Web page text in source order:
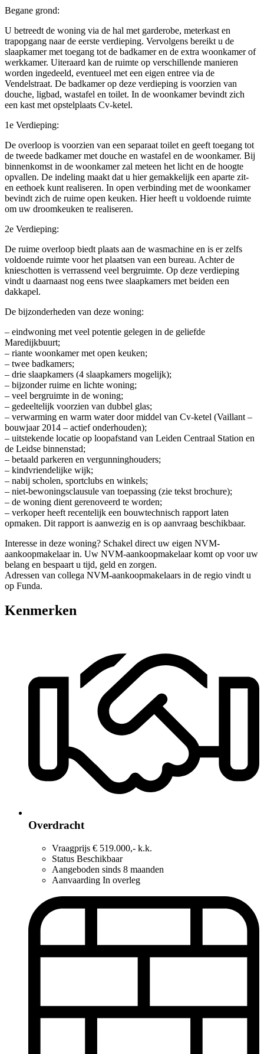
Begane grond:
U betreedt de woning via de hal met garderobe, meterkast en
trapopgang naar de eerste verdieping. Vervolgens bereikt u de
slaapkamer met toegang tot de badkamer en de extra woonkamer of
werkkamer. Uiteraard kan de ruimte op verschillende manieren
worden ingedeeld, eventueel met een eigen entree via de
Vendelstraat. De badkamer op deze verdieping is voorzien van
douche, ligbad, wastafel en toilet. In de woonkamer bevindt zich
een kast met opstelplaats Cv-ketel.
1e Verdieping:
De overloop is voorzien van een separaat toilet en geeft toegang tot
de tweede badkamer met douche en wastafel en de woonkamer. Bij
binnenkomst in de woonkamer zal meteen het licht en de hoogte
opvallen. De indeling maakt dat u hier gemakkelijk een aparte zit-
en eethoek kunt realiseren. In open verbinding met de woonkamer
bevindt zich de ruime open keuken. Hier heeft u voldoende ruimte
om uw droomkeuken te realiseren.
2e Verdieping:
De ruime overloop biedt plaats aan de wasmachine en is er zelfs
voldoende ruimte voor het plaatsen van een bureau. Achter de
knieschotten is verrassend veel bergruimte. Op deze verdieping
vindt u daarnaast nog eens twee slaapkamers met beiden een
dakkapel.
De bijzonderheden van deze woning:
– eindwoning met veel potentie gelegen in de geliefde
Maredijkbuurt;
– riante woonkamer met open keuken;
– twee badkamers;
– drie slaapkamers (4 slaapkamers mogelijk);
– bijzonder ruime en lichte woning;
– veel bergruimte in de woning;
– gedeeltelijk voorzien van dubbel glas;
– verwarming en warm water door middel van Cv-ketel (Vaillant –
bouwjaar 2014 – actief onderhouden);
– uitstekende locatie op loopafstand van Leiden Centraal Station en
de Leidse binnenstad;
– betaald parkeren en vergunninghouders;
– kindvriendelijke wijk;
– nabij scholen, sportclubs en winkels;
– niet-bewoningsclausule van toepassing (zie tekst brochure);
– de woning dient gerenoveerd te worden;
– verkoper heeft recentelijk een bouwtechnisch rapport laten
opmaken. Dit rapport is aanwezig en is op aanvraag beschikbaar.
Interesse in deze woning? Schakel direct uw eigen NVM-
aankoopmakelaar in. Uw NVM-aankoopmakelaar komt op voor uw
belang en bespaart u tijd, geld en zorgen.
Adressen van collega NVM-aankoopmakelaars in de regio vindt u
op Funda.
Kenmerken
Overdracht
Vraagprijs € 519.000,- k.k.
Status Beschikbaar
Aangeboden sinds 8 maanden
Aanvaarding In overleg